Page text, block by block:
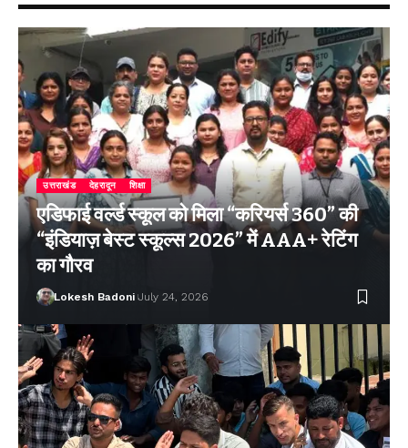
उत्तराखंड देहरादून शिक्षा
एडिफाई वर्ल्ड स्कूल को मिला “करियर्स 360” की
“इंडियाज़ बेस्ट स्कूल्स 2026” में AAA+ रेटिंग
का गौरव
Lokesh Badoni July 24, 2026